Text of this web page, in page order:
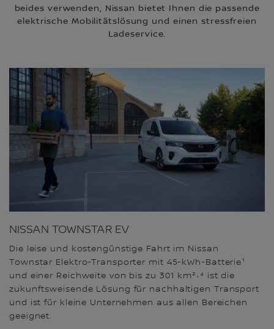
beides verwenden, Nissan bietet Ihnen die passende
elektrische Mobilitätslösung und einen stressfreien
Ladeservice.
NISSAN TOWNSTAR EV
Die leise und kostengünstige Fahrt im Nissan
Townstar Elektro-Transporter mit 45-kWh-Batterie¹
und einer Reichweite von bis zu 301 km²˒⁴ ist die
zukunftsweisende Lösung für nachhaltigen Transport
und ist für kleine Unternehmen aus allen Bereichen
geeignet.